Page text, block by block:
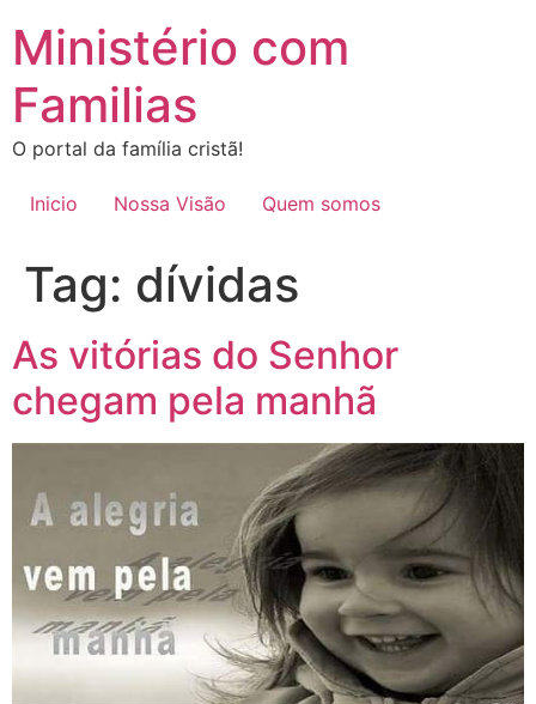
para
conteúdo
Ministério com
Familias
O portal da família cristã!
Inicio Nossa Visão Quem somos
Tag: dívidas
As vitórias do Senhor
chegam pela manhã